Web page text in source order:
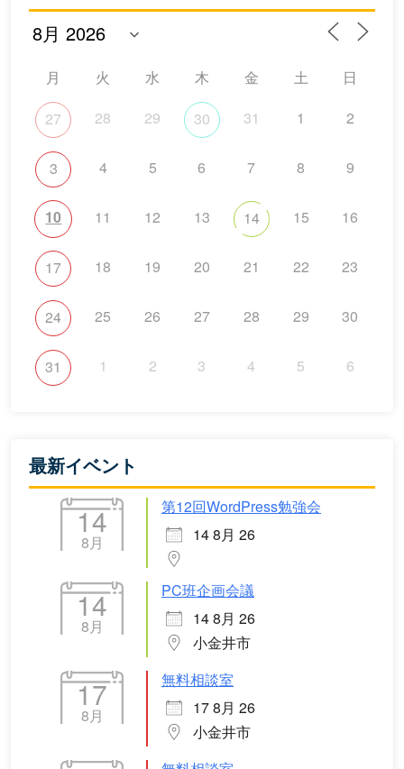
月 火 水 木 金 土 日
27 28 29 30 31 1 2
3 4 5 6 7 8 9
10 11 12 13 14 15 16
17 18 19 20 21 22 23
24 25 26 27 28 29 30
31 1 2 3 4 5 6
最新イベント
14
8月
第12回WordPress勉強会
14 8月 26
14
8月
PC班企画会議
14 8月 26
小金井市
17
8月
無料相談室
17 8月 26
小金井市